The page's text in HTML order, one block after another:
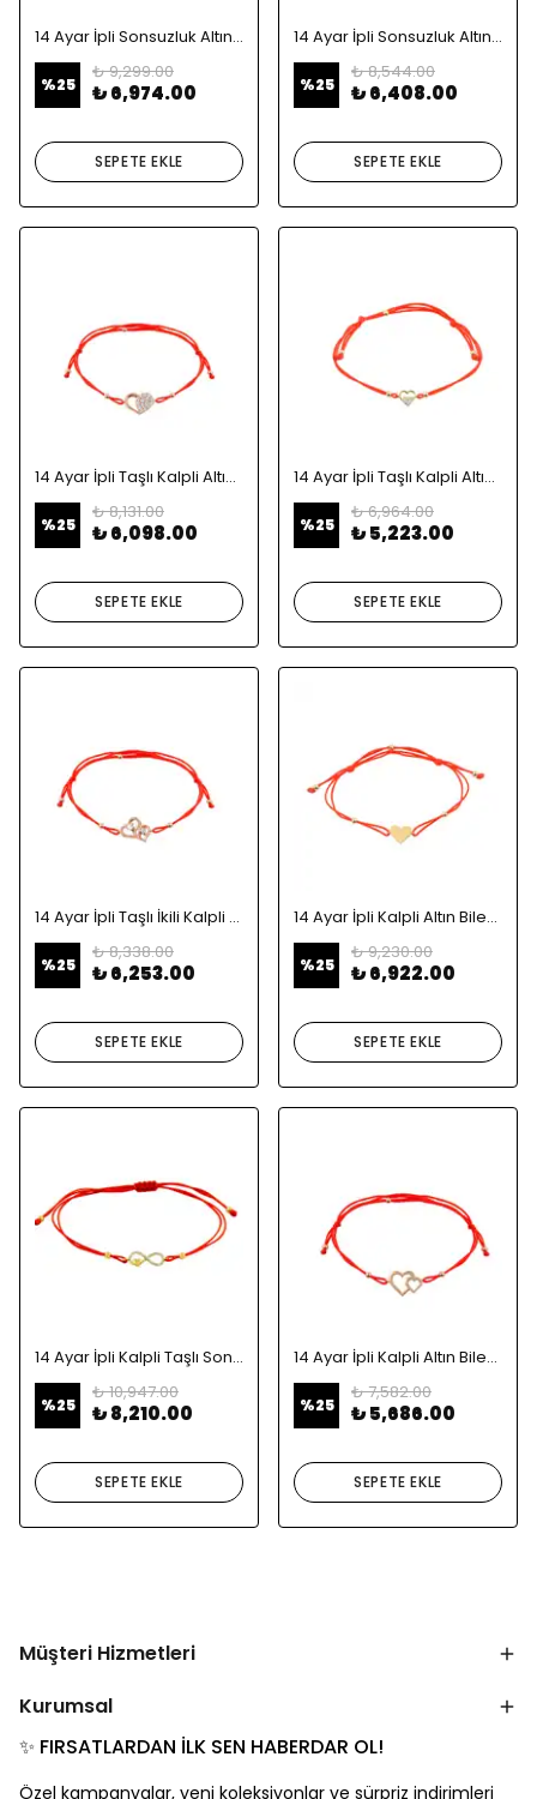
14 Ayar İpli Sonsuzluk Altın Bileklik
%25
₺ 9,299.00
₺ 6,974.00
SEPETE EKLE
14 Ayar İpli Sonsuzluk Altın Bileklik
%25
₺ 8,544.00
₺ 6,408.00
SEPETE EKLE
14 Ayar İpli Taşlı Kalpli Altın Bileklik
%25
₺ 8,131.00
₺ 6,098.00
SEPETE EKLE
14 Ayar İpli Taşlı Kalpli Altın Bileklik
%25
₺ 6,964.00
₺ 5,223.00
SEPETE EKLE
14 Ayar İpli Taşlı İkili Kalpli Altın Bileklik
%25
₺ 8,338.00
₺ 6,253.00
SEPETE EKLE
14 Ayar İpli Kalpli Altın Bileklik
%25
₺ 9,230.00
₺ 6,922.00
SEPETE EKLE
14 Ayar İpli Kalpli Taşlı Sonsuzluk Altın Bileklik
%25
₺ 10,947.00
₺ 8,210.00
SEPETE EKLE
14 Ayar İpli Kalpli Altın Bileklik
%25
₺ 7,582.00
₺ 5,686.00
SEPETE EKLE
Müşteri Hizmetleri
Kurumsal
✨ FIRSATLARDAN İLK SEN HABERDAR OL!
Özel kampanyalar, yeni koleksiyonlar ve sürpriz indirimleri